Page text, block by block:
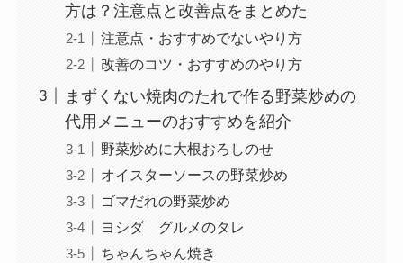
方は？注意点と改善点をまとめた
注意点・おすすめでないやり方
改善のコツ・おすすめのやり方
まずくない焼肉のたれで作る野菜炒めの
代用メニューのおすすめを紹介
野菜炒めに大根おろしのせ
オイスターソースの野菜炒め
ゴマだれの野菜炒め
ヨシダ グルメのタレ
ちゃんちゃん焼き